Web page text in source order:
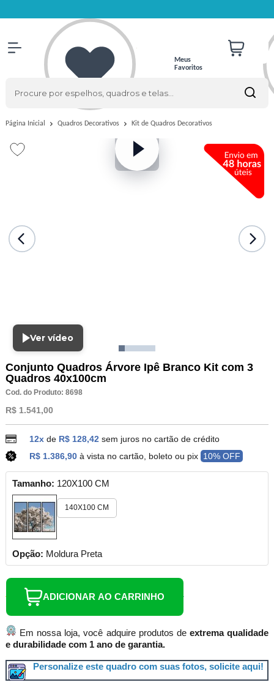
Meus
Favoritos
Página Inicial Quadros Decorativos Kit de Quadros Decorativos
Ver vídeo
Conjunto Quadros Árvore Ipê Branco Kit com 3
Quadros 40x100cm
Cod. do Produto: 8698
R$ 1.541,00
12xde R$ 128,42 sem juros no cartão de crédito
R$ 1.386,90 à vista no cartão, boleto ou pix 10% OFF
Tamanho: 120X100 CM
140X100 CM
Opção: Moldura Preta
ADICIONAR AO CARRINHO
Em nossa loja, você adquire produtos de extrema qualidade
e durabilidade com 1 ano de garantia.
Personalize este quadro com suas fotos, solicite aqui!